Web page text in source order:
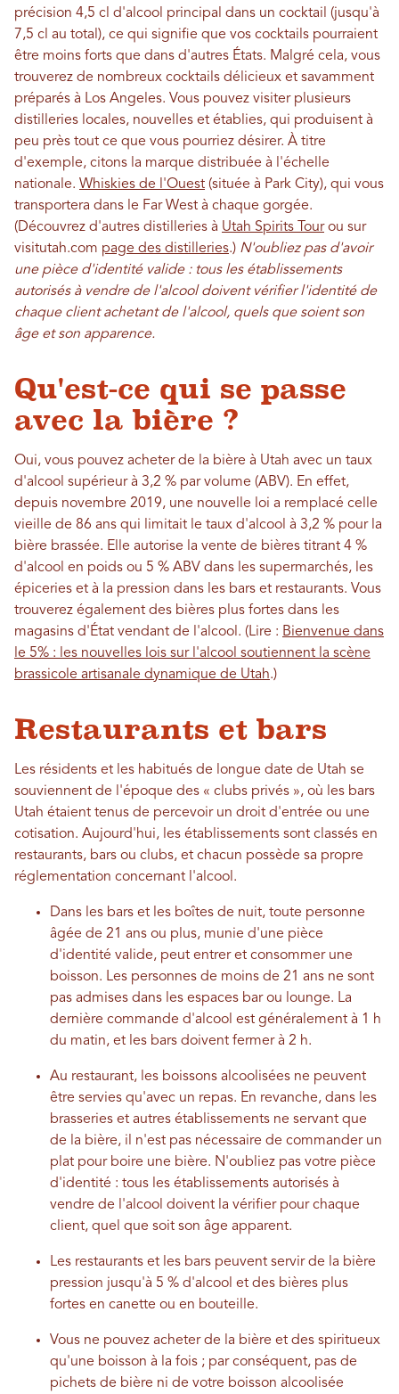
précision 4,5 cl d'alcool principal dans un cocktail (jusqu'à
7,5 cl au total), ce qui signifie que vos cocktails pourraient
être moins forts que dans d'autres États. Malgré cela, vous
trouverez de nombreux cocktails délicieux et savamment
préparés à Los Angeles. Vous pouvez visiter plusieurs
distilleries locales, nouvelles et établies, qui produisent à
peu près tout ce que vous pourriez désirer. À titre
d'exemple, citons la marque distribuée à l'échelle
nationale. Whiskies de l'Ouest (située à Park City), qui vous
transportera dans le Far West à chaque gorgée.
(Découvrez d'autres distilleries à Utah Spirits Tourou sur
visitutah.com page des distilleries.) N'oubliez pas d'avoir
une pièce d'identité valide : tous les établissements
autorisés à vendre de l'alcool doivent vérifier l'identité de
chaque client achetant de l'alcool, quels que soient son
âge et son apparence.
Qu'est-ce qui se passe
avec la bière ?
Oui, vous pouvez acheter de la bière à Utah avec un taux
d'alcool supérieur à 3,2 % par volume (ABV). En effet,
depuis novembre 2019, une nouvelle loi a remplacé celle
vieille de 86 ans qui limitait le taux d'alcool à 3,2 % pour la
bière brassée. Elle autorise la vente de bières titrant 4 %
d'alcool en poids ou 5 % ABV dans les supermarchés, les
épiceries et à la pression dans les bars et restaurants. Vous
trouverez également des bières plus fortes dans les
magasins d'État vendant de l'alcool. (Lire : Bienvenue dans
le 5% : les nouvelles lois sur l'alcool soutiennent la scène
brassicole artisanale dynamique de Utah.)
Restaurants et bars
Les résidents et les habitués de longue date de Utah se
souviennent de l'époque des « clubs privés », où les bars
Utah étaient tenus de percevoir un droit d'entrée ou une
cotisation. Aujourd'hui, les établissements sont classés en
restaurants, bars ou clubs, et chacun possède sa propre
réglementation concernant l'alcool.
Dans les bars et les boîtes de nuit, toute personne
âgée de 21 ans ou plus, munie d'une pièce
d'identité valide, peut entrer et consommer une
boisson. Les personnes de moins de 21 ans ne sont
pas admises dans les espaces bar ou lounge. La
dernière commande d'alcool est généralement à 1 h
du matin, et les bars doivent fermer à 2 h.
Au restaurant, les boissons alcoolisées ne peuvent
être servies qu'avec un repas. En revanche, dans les
brasseries et autres établissements ne servant que
de la bière, il n'est pas nécessaire de commander un
plat pour boire une bière. N'oubliez pas votre pièce
d'identité : tous les établissements autorisés à
vendre de l'alcool doivent la vérifier pour chaque
client, quel que soit son âge apparent.
Les restaurants et les bars peuvent servir de la bière
pression jusqu'à 5 % d'alcool et des bières plus
fortes en canette ou en bouteille.
Vous ne pouvez acheter de la bière et des spiritueux
qu'une boisson à la fois ; par conséquent, pas de
pichets de bière ni de votre boisson alcoolisée